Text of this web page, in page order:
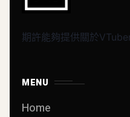
期許能夠提供關於
MENU
Home